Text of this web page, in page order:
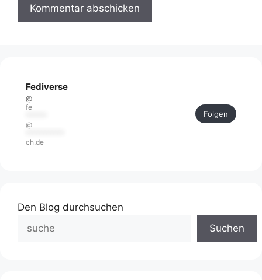
Fediverse
@
fe
@
ch.de
Folgen
Den Blog durchsuchen
Suchen